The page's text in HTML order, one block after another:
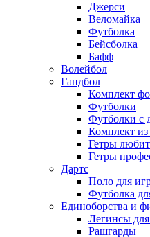
Джерси
Веломайка
Футболка
Бейсболка
Бафф
Волейбол
Гандбол
Комплект
Футболки
Футболки с
Комплект из
Гетры
Гетры
Дартс
Поло для
Футболка
Единоборства и
Легинсы
Рашгарды